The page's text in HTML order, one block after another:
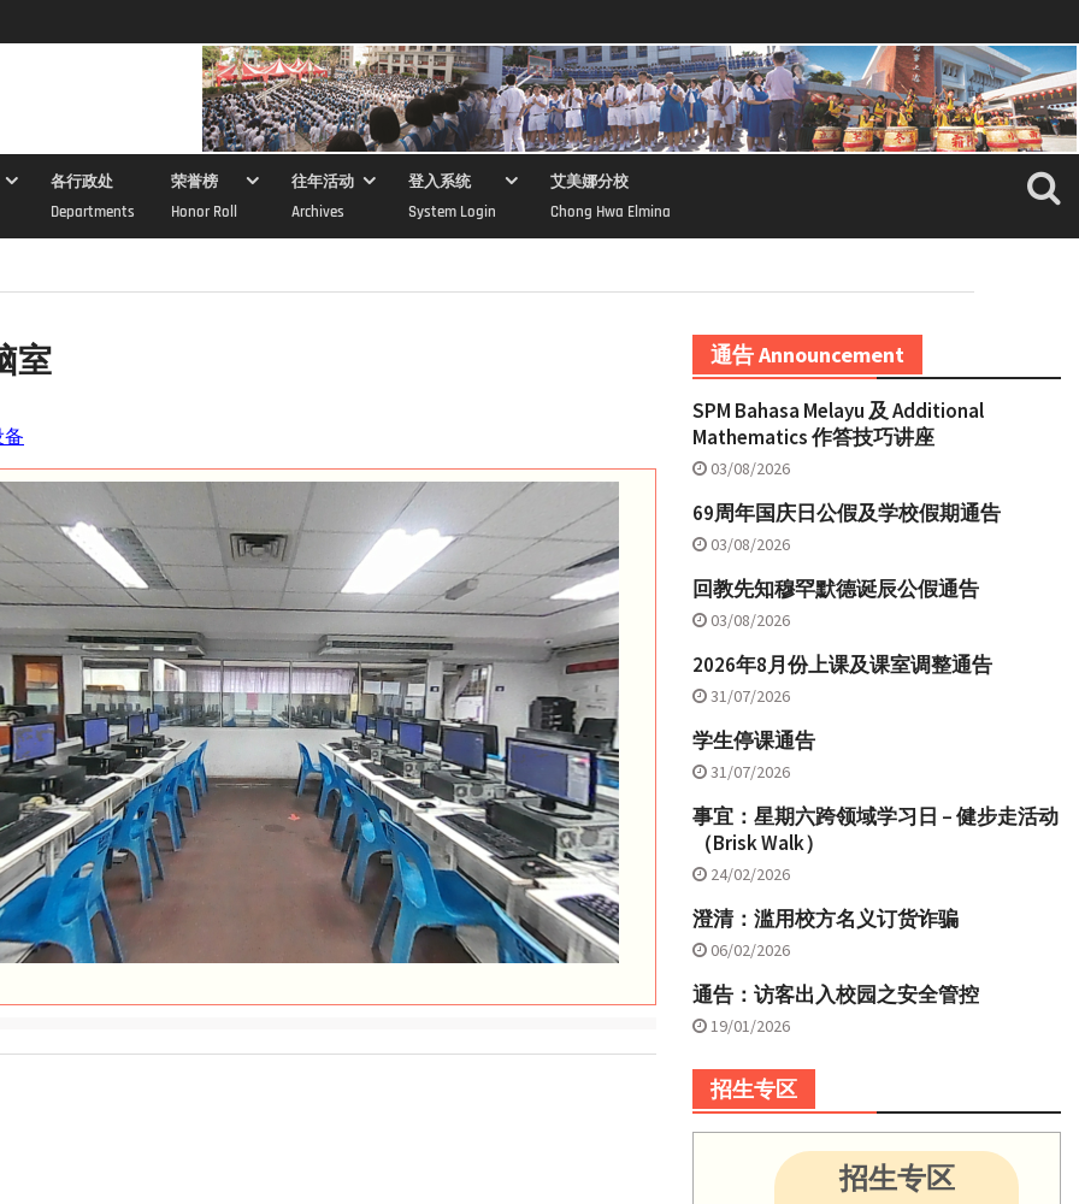
各行政处
Departments
荣誉榜
Honor Roll
往年活动
Archives
登入系统
System Login
艾美娜分校
Chong Hwa Elmina
室
备
通告 Announcement
SPM Bahasa Melayu 及 Additional
Mathematics 作答技巧讲座
03/08/2026
69周年国庆日公假及学校假期通告
03/08/2026
回教先知穆罕默德诞辰公假通告
03/08/2026
2026年8月份上课及课室调整通告
31/07/2026
学生停课通告
31/07/2026
事宜：星期六跨领域学习日 – 健步走活动
（Brisk Walk）
24/02/2026
澄清：滥用校方名义订货诈骗
06/02/2026
通告：访客出入校园之安全管控
19/01/2026
招生专区
招生专区